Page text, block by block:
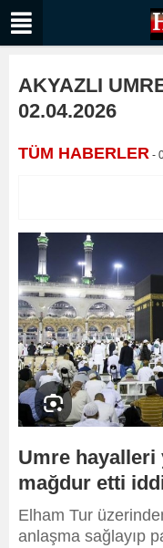
AKYAZLI
02.04.2026
TÜM HABERLER -
Umre hayalleri
mağdur etti
Elham Tur
anlaşma sağlayıp